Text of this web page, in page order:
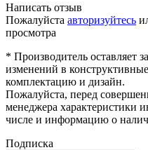
Написать отзыв
Пожалуйста авторизуйтесь
просмотра
* Производитель оставляет
изменений в
комплектацию и дизайн.
Пожалуйста, перед
менеджера характеристики
числе и информацию о
Подписка